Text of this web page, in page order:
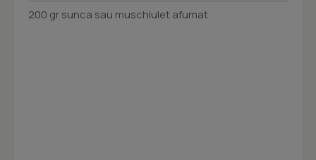
200 gr sunca sau muschiulet afumat